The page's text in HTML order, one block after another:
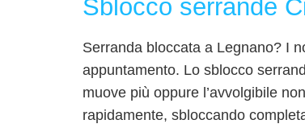
Sblocco serrande
Serranda bloccata a Legnano? I
appuntamento. Lo sblocco
muove più oppure l’avvolgibile
rapidamente, sbloccando